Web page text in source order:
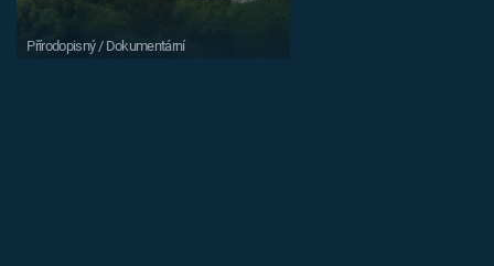
Přírodopisný / Dokumentární